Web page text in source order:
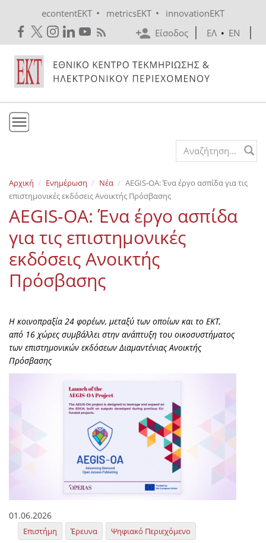
econtentEKT • metricsEKT •
innovationEKT
Είσοδος
ΕΛ • EN
Εκδόσεις
Επικοινωνία
Search form
Αρχική Ενημέρωση Νέα
AEGIS-OA: Ένα έργο ασπίδα για τις
επιστημονικές εκδόσεις Ανοικτής Πρόσβασης
AEGIS-OA: Ένα έργο ασπίδα
για τις επιστημονικές
εκδόσεις Ανοικτής
Πρόσβασης
H κοινοπραξία 24 φορέων, μεταξύ των οποίων και το ΕΚΤ,
από 16 χώρες συμβάλλει στην ανάπτυξη του οικοσυστήματος
των επιστημονικών εκδόσεων Διαμαντένιας Ανοικτής
Πρόσβασης
01.06.2026
Επιστήμη Έρευνα Ψηφιακό Περιεχόμενο